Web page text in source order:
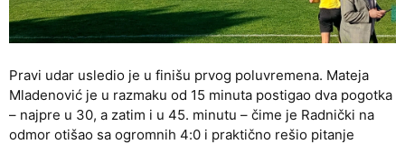
Pravi udar usledio je u finišu prvog poluvremena. Mateja
Mladenović je u razmaku od 15 minuta postigao dva pogotka
– najpre u 30, a zatim i u 45. minutu – čime je Radnički na
odmor otišao sa ogromnih 4:0 i praktično rešio pitanje